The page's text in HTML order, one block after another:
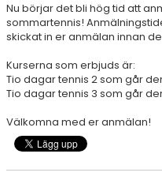
AKTIVITETER & LÄGER
SERIESPEL & TÄVLINGAR
TENNISSHOP
PADEL
Nu börjar det bli hög tid att
sommartennis!
skickat in er anmälan innan
Kurserna som erbjuds är:
Tio dagar tennis 2 som går
Tio dagar tennis 3 som går
Välkomna med er anmälan!